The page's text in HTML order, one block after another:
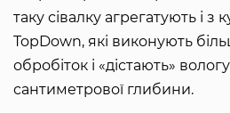
таку сівалку агрегатують і з
TopDown, які виконують
обробіток і «дістають»
сантиметрової глибини.